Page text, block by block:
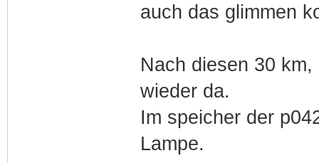
auch das glimmen
Nach diesen 30
wieder da.
Im speicher der
Lampe.